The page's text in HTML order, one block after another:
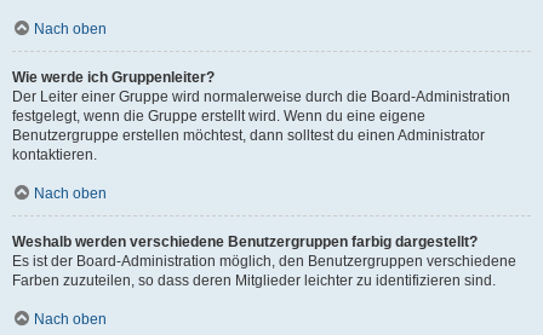
Nach oben
Wie werde ich Gruppenleiter?
Der Leiter einer Gruppe wird normalerweise durch die Board-Administration
festgelegt, wenn die Gruppe erstellt wird. Wenn du eine eigene
Benutzergruppe erstellen möchtest, dann solltest du einen Administrator
kontaktieren.
Nach oben
Weshalb werden verschiedene Benutzergruppen farbig dargestellt?
Es ist der Board-Administration möglich, den Benutzergruppen verschiedene
Farben zuzuteilen, so dass deren Mitglieder leichter zu identifizieren sind.
Nach oben